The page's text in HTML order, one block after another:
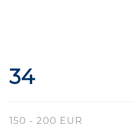
34
150 - 200 EUR